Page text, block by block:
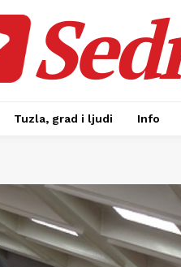
Tuzla, grad i ljudi Info